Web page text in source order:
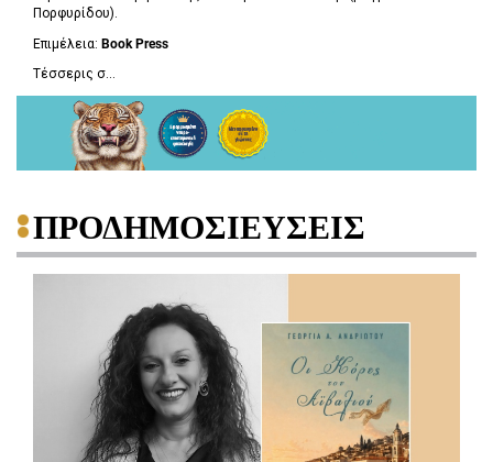
Πορφυρίδου).
Επιμέλεια: Book Press
Τέσσερις σ...
ΠΡΟΔΗΜΟΣΙΕΥΣΕΙΣ